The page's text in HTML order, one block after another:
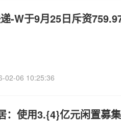
-W于9月25日斥资
02-06 10:25:36
：使用3.{4}亿元闲置募